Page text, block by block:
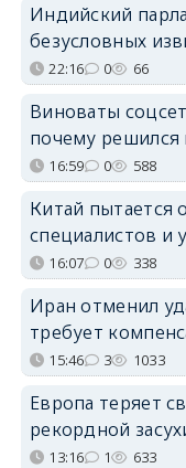
Индийский
безусловных
22:16 0 66
Виноваты
почему решился
16:59 0 588
Китай пытается
специалистов и
16:07 0 338
Иран отменил
требует
15:46 3 1033
Европа теряет
рекордной
13:16 1 633